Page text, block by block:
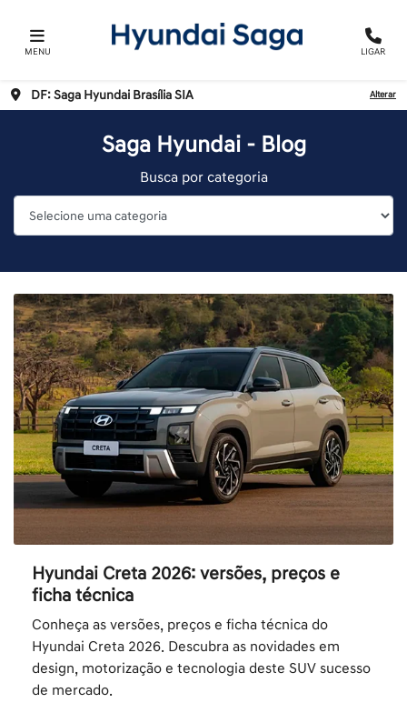
MENU LIGAR
DF: Saga Hyundai Brasília SIA Alterar
Saga Hyundai - Blog
Busca por categoria
Hyundai Creta 2026: versões, preços e
ficha técnica
Conheça as versões, preços e ficha técnica do
Hyundai Creta 2026. Descubra as novidades em
design, motorização e tecnologia deste SUV sucesso
de mercado.